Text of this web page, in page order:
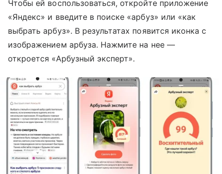
Чтобы ей воспользоваться, откройте приложение
«Яндекс» и введите в поиске «арбуз» или «как
выбрать арбуз». В результатах появится иконка с
изображением арбуза. Нажмите на нее —
откроется «Арбузный эксперт».